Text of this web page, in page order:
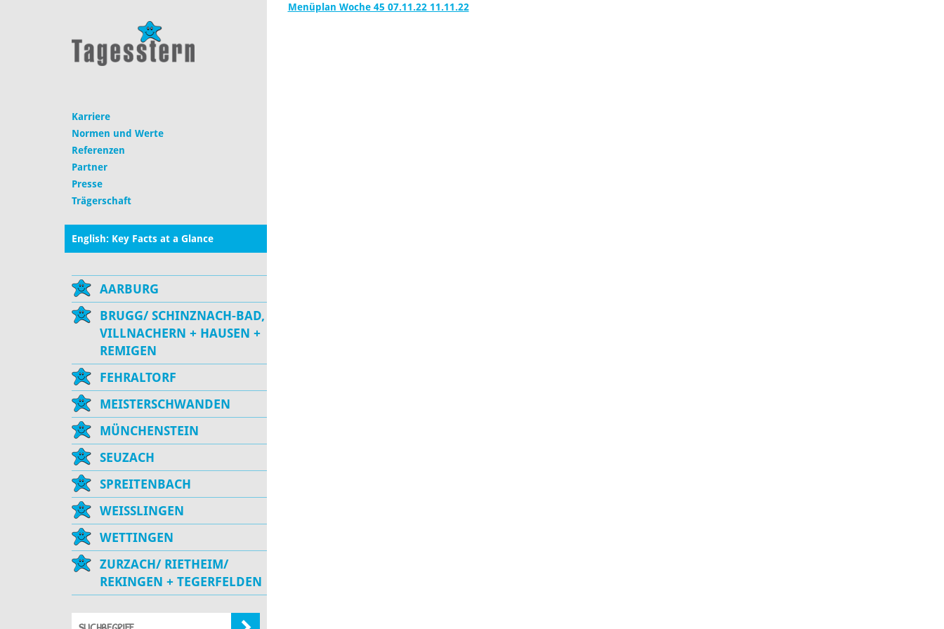
Karriere
Normen und Werte
Referenzen
Partner
Presse
Trägerschaft
English: Key Facts at a Glance
AARBURG
BRUGG/ SCHINZNACH-BAD,
VILLNACHERN + HAUSEN +
REMIGEN
FEHRALTORF
MEISTERSCHWANDEN
MÜNCHENSTEIN
SEUZACH
SPREITENBACH
WEISSLINGEN
WETTINGEN
ZURZACH/ RIETHEIM/
REKINGEN + TEGERFELDEN
Menüplan Woche 45 07.11.22 11.11.22